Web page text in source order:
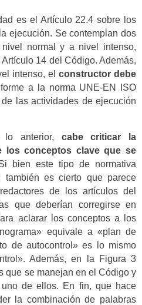
es el Artículo 22.4 sobre los
ejecución. Se contemplan dos
normal y a nivel intenso,
14 del Código. Además,
intenso, elconstructor debe
a la norma UNE-EN ISO
las actividades de ejecución
lo anterior, cabe criticar la
los conceptos clave que se
bien este tipo de normativa
también es cierto que parece
de los artículos del
que deberían corregirse en
aclarar los conceptos a los
equivale a «plan de
de autocontrol» es lo mismo
Además, en la Figura 3
que se manejan en el Código y
de ellos. En fin, que hace
la combinación de palabras